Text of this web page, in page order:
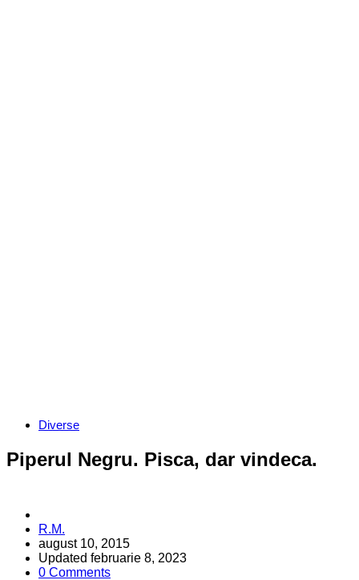
Categories
Diverse
Piperul Negru. Pisca, dar vindeca.
Posted
by
R.M.
august 10, 2015
Updated februarie 8, 2023
0 Comments